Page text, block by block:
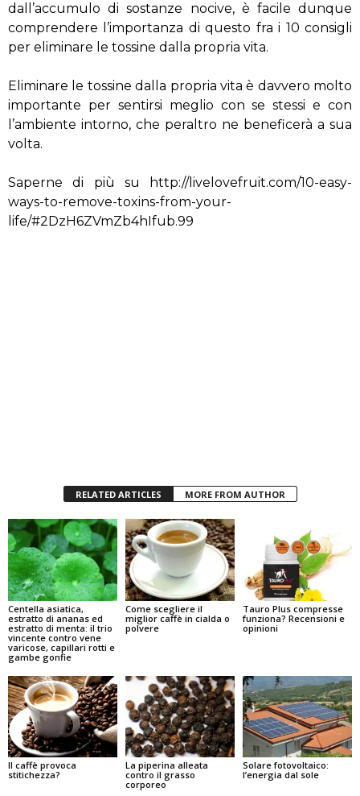
dall’accumulo di sostanze nocive, è facile dunque
comprendere l’importanza di questo fra i 10 consigli
per eliminare le tossine dalla propria vita.
Eliminare le tossine dalla propria vita è davvero molto
importante per sentirsi meglio con se stessi e con
l’ambiente intorno, che peraltro ne beneficerà a sua
volta.
Saperne di più su http://livelovefruit.com/10-easy-
ways-to-remove-toxins-from-your-
life/#2DzH6ZVmZb4hIfub.99
RELATED ARTICLES MORE FROM AUTHOR
Centella asiatica,
estratto di ananas ed
estratto di menta: il trio
vincente contro vene
varicose, capillari rotti e
gambe gonfie
Come scegliere il
miglior caffè in cialda o
polvere
Tauro Plus compresse
funziona? Recensioni e
opinioni
Il caffè provoca
stitichezza?
La piperina alleata
contro il grasso
corporeo
Solare fotovoltaico:
l’energia dal sole